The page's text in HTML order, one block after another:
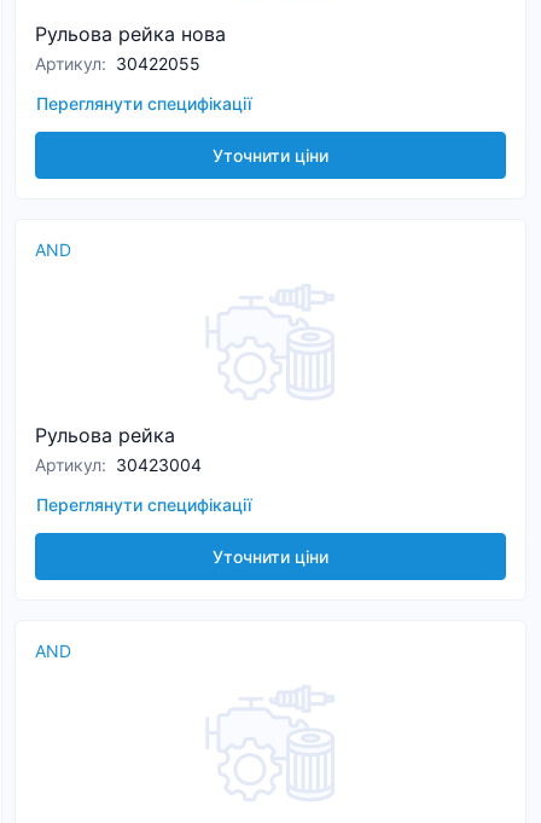
Рульова рейка нова
Артикул: 30422055
Переглянути специфікації
Уточнити ціни
AND
Рульова рейка
Артикул: 30423004
Переглянути специфікації
Уточнити ціни
AND